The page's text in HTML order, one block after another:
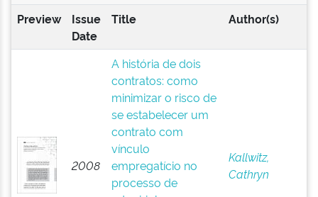
Preview
Issue
Date
Title Author(s)
2008
A história de dois
contratos: como
minimizar o risco de
se estabelecer um
contrato com
vínculo
empregatício no
processo de
Kallwitz,
Cathryn